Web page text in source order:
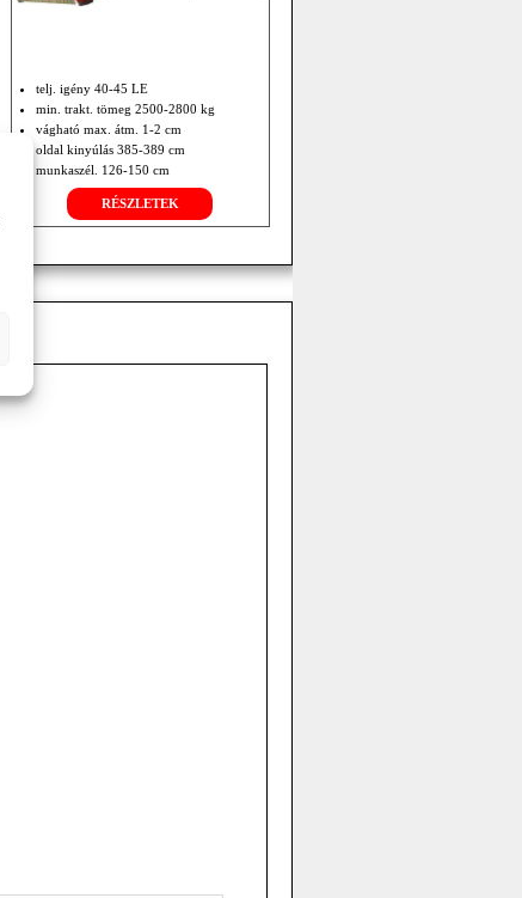
telj. igény 40-45 LE
min. trakt. tömeg 2500-2800 kg
vágható max. átm. 1-2 cm
oldal kinyúlás 385-389 cm
munkaszél. 126-150 cm
rézsű +90°/-60°
saját tömeg 590-625 kg
front és hátsó függ.
RÉSZLETEK